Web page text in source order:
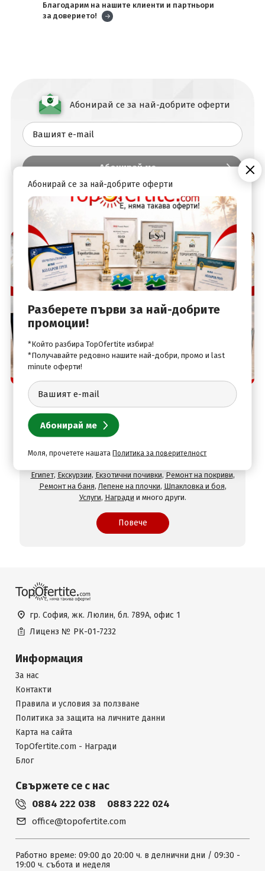
Благодарим на нашите клиенти и партньори
за доверието!
Абонирай се за най-добрите оферти
TopOfertite.com - най-предпочитан онлайн сайт
При нас ще намерите оферти за
на планина, СПА хотели
Хисаря,Хотели в Сандански,Хотели в Девин,Почивки в
Египет, Екскурзии, Екзотични почивки, Ремонт на покриви,
Ремонт на баня, Лепене на плочки, Шпакловка и боя,
Услуги, Награди и много други.
Повече
гр. София, жк. Люлин, бл. 789А, офис 1
Лиценз № РК-01-7232
Информация
За нас
Контакти
Правила и условия за ползване
Политика за защита на личните данни
Карта на сайта
TopOfertite.com - Награди
Блог
Свържете се с нас
0884 222 038 0883 222 024
office@topofertite.com
Работно време: 09:00 до 20:00 ч. в делнични дни / 09:30 -
19:00 ч. събота и неделя
Абонирай се за най-добрите оферти
Разберете първи за най-добрите
промоции!
*Който разбира TopOfertite избира!
*Получавайте редовно нашите най-добри, промо и last
minute оферти!
Моля, прочетете нашатаПолитика за поверителност